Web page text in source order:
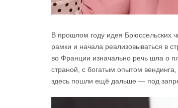
В прошлом году идея Брюссельских
рамки и начала реализовываться в
во Франции изначально речь шла о
страной, с богатым опытом
здесь пошли ещё дальше — под